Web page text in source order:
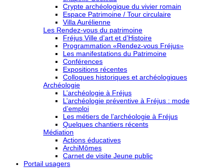
Crypte archéologique du vivier romain
Espace Patrimoine / Tour circulaire
Villa Aurélienne
Les Rendez-vous du patrimoine
Fréjus Ville d’art et d’Histoire
Programmation «Rendez-vous Fréjus»
Les manifestations du Patrimoine
Conférences
Expositions récentes
Colloques historiques et archéologiques
Archéologie
L’archéologie à Fréjus
L’archéologie préventive à Fréjus : mode
d’emploi
Les métiers de l’archéologie à Fréjus
Quelques chantiers récents
Médiation
Actions éducatives
ArchiMômes
Carnet de visite Jeune public
Portail usagers